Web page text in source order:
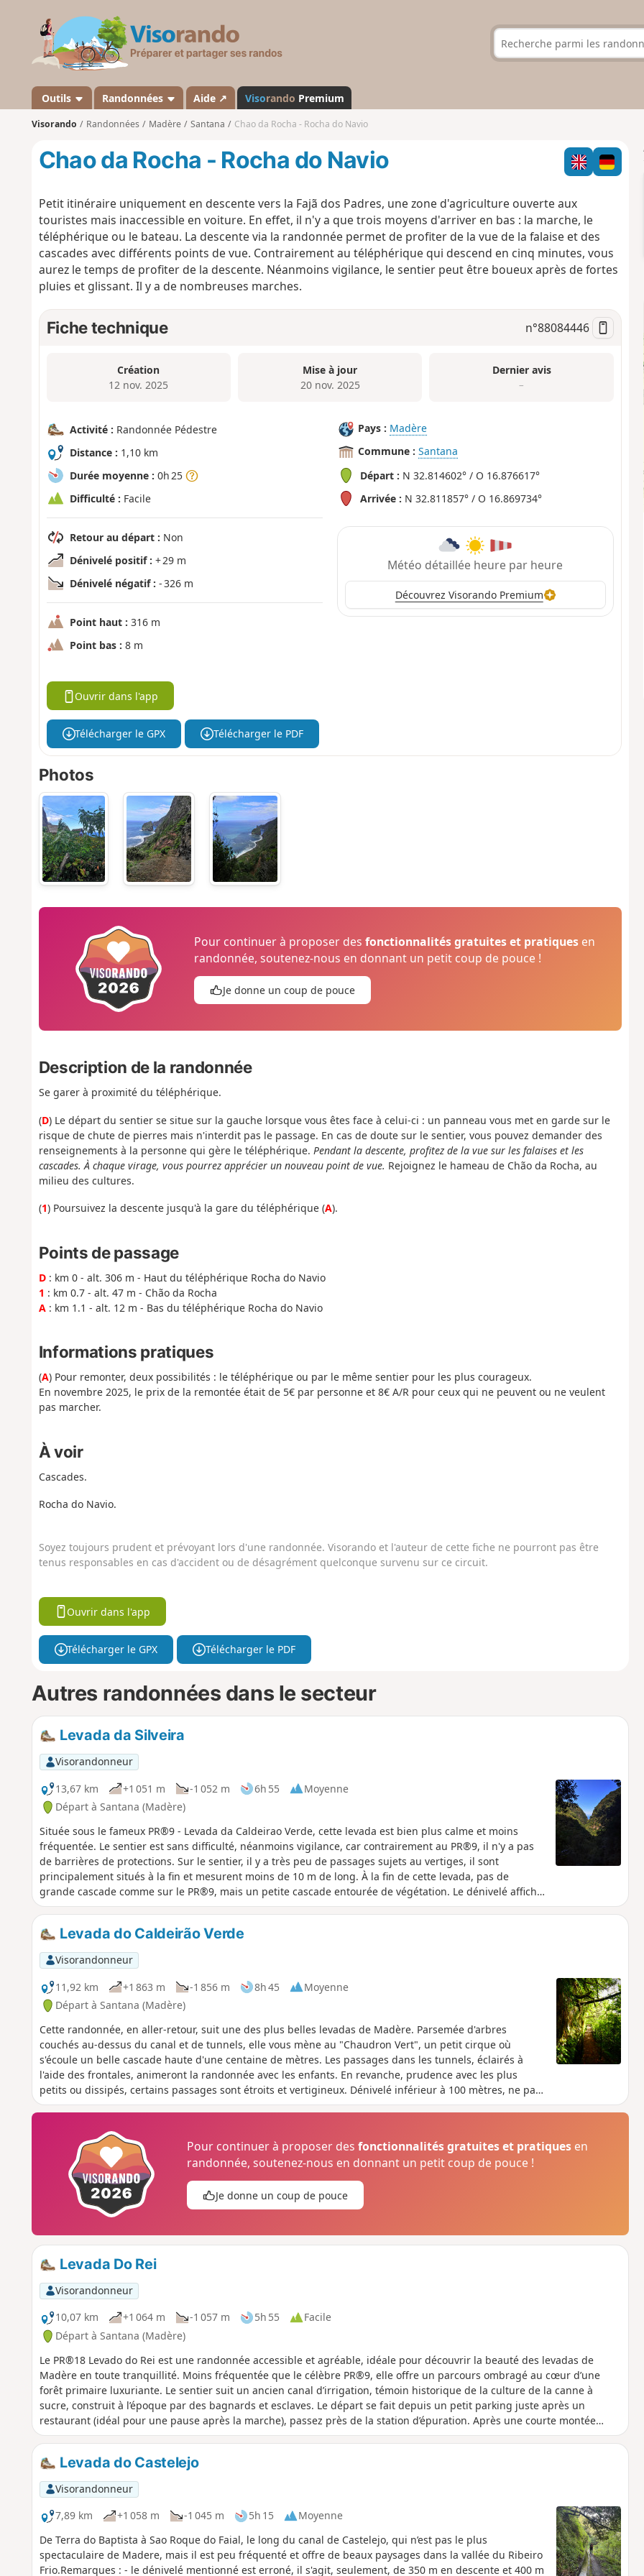
s
a
n
d
Outils Randonnées Aide ↗ Visorando Premium
Visorando Randonnées Madère Santana Chao da Rocha - Rocha do Navio
Chao da Rocha - Rocha do Navio
Petit itinéraire uniquement en descente vers la Fajã dos Padres, une zone d'agriculture ouverte aux
touristes mais inaccessible en voiture. En effet, il n'y a que trois moyens d'arriver en bas : la marche, le
téléphérique ou le bateau. La descente via la randonnée permet de profiter de la vue de la falaise et des
cascades avec différents points de vue. Contrairement au téléphérique qui descend en cinq minutes, vous
aurez le temps de profiter de la descente. Néanmoins vigilance, le sentier peut être boueux après de fortes
pluies et glissant. Il y a de nombreuses marches.
Fiche technique n°88084446
Création
12 nov. 2025
Mise à jour
20 nov. 2025
Dernier avis
–
Activité : Randonnée Pédestre
Distance : 1,10 km
Durée moyenne : 0h 25
Difficulté : Facile
Retour au départ : Non
Dénivelé positif : + 29 m
Dénivelé négatif : - 326 m
Point haut : 316 m
Point bas : 8 m
Pays : Madère
Commune : Santana
Départ : N 32.814602° / O 16.876617°
Arrivée : N 32.811857° / O 16.869734°
Météo détaillée heure par heure
Découvrez Visorando Premium
Ouvrir dans l'app
Télécharger le GPX Télécharger le PDF
Photos
Pour continuer à proposer desfonctionnalités gratuites et pratiques en
randonnée, soutenez-nous en donnant un petit coup de pouce !
Je donne un coup de pouce
Description de la randonnée
Se garer à proximité du téléphérique.
(D) Le départ du sentier se situe sur la gauche lorsque vous êtes face à celui-ci : un panneau vous met en garde sur le
risque de chute de pierres mais n'interdit pas le passage. En cas de doute sur le sentier, vous pouvez demander des
renseignements à la personne qui gère le téléphérique. Pendant la descente, profitez de la vue sur les falaises et les
cascades. À chaque virage, vous pourrez apprécier un nouveau point de vue. Rejoignez le hameau de Chão da Rocha, au
milieu des cultures.
(1) Poursuivez la descente jusqu'à la gare du téléphérique (A).
Points de passage
D: km 0 - alt. 306 m - Haut du téléphérique Rocha do Navio
1 : km 0.7 - alt. 47 m - Chão da Rocha
A: km 1.1 - alt. 12 m - Bas du téléphérique Rocha do Navio
Informations pratiques
(A) Pour remonter, deux possibilités : le téléphérique ou par le même sentier pour les plus courageux.
En novembre 2025, le prix de la remontée était de 5€ par personne et 8€ A/R pour ceux qui ne peuvent ou ne veulent
pas marcher.
À voir
Cascades.
Rocha do Navio.
Soyez toujours prudent et prévoyant lors d'une randonnée. Visorando et l'auteur de cette fiche ne pourront pas être
tenus responsables en cas d'accident ou de désagrément quelconque survenu sur ce circuit.
Ouvrir dans l'app
Télécharger le GPX Télécharger le PDF
Autres randonnées dans le secteur
Levada da Silveira
Visorandonneur
13,67 km
+1 051 m -1 052 m 6h 55
Moyenne
Départ à Santana (Madère)
Située sous le fameux PR®9 - Levada da Caldeirao Verde, cette levada est bien plus calme et moins
fréquentée. Le sentier est sans difficulté, néanmoins vigilance, car contrairement au PR®9, il n'y a pas
de barrières de protections. Sur le sentier, il y a très peu de passages sujets au vertiges, il sont
principalement situés à la fin et mesurent moins de 10 m de long. À la fin de cette levada, pas de
grande cascade comme sur le PR®9, mais un petite cascade entourée de végétation. Le dénivelé affiché
sur la fiche est surestimé : compter de l'ordre d'une centaine de mètres. En conséquence, compter de
Levada do Caldeirão Verde
Visorandonneur
11,92 km
+1 863 m -1 856 m 8h 45
Moyenne
Départ à Santana (Madère)
Cette randonnée, en aller-retour, suit une des plus belles levadas de Madère. Parsemée d'arbres
couchés au-dessus du canal et de tunnels, elle vous mène au "Chaudron Vert", un petit cirque où
s'écoule un belle cascade haute d'une centaine de mètres. Les passages dans les tunnels, éclairés à
l'aide des frontales, animeront la randonnée avec les enfants. En revanche, prudence avec les plus
petits ou dissipés, certains passages sont étroits et vertigineux. Dénivelé inférieur à 100 mètres, ne pas
tenir compte des données de la fiche technique
Pour continuer à proposer desfonctionnalités gratuites et pratiques en
randonnée, soutenez-nous en donnant un petit coup de pouce !
Je donne un coup de pouce
Levada Do Rei
Visorandonneur
10,07 km
+1 064 m -1 057 m 5h 55
Facile
Départ à Santana (Madère)
Le PR®18 Levado do Rei est une randonnée accessible et agréable, idéale pour découvrir la beauté des levadas de
Madère en toute tranquillité. Moins fréquentée que le célèbre PR®9, elle offre un parcours ombragé au cœur d’une
forêt primaire luxuriante. Le sentier suit un ancien canal d’irrigation, témoin historique de la culture de la canne à
sucre, construit à l’époque par des bagnards et esclaves. Le départ se fait depuis un petit parking juste après un
restaurant (idéal pour une pause après la marche), passez près de la station d’épuration. Après une courte montée
d’environ 50 m, le chemin devient plat et facile à suivre, avec un passage rafraîchissant sous une cascade avant
marcheurs en quête de calme, d’histoire et de nature. Dénivelé faux seulement 150m de D+.
Levada do Castelejo
Visorandonneur
7,89 km
+1 058 m -1 045 m 5h 15
Moyenne
De Terra do Baptista à Sao Roque do Faial, le long du canal de Castelejo, qui n’est pas le plus
spectaculaire de Madere, mais il est peu fréquenté et offre de beaux paysages dans la vallée du Ribeiro
Frio.Remarques : - le dénivelé mentionné est erroné, il s'agit, seulement, de 350 m en descente et 400 m